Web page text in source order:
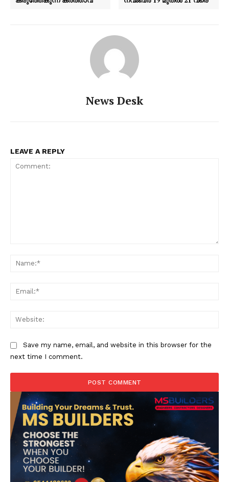
News Desk
LEAVE A REPLY
Save my name, email, and website in this browser for the
next time I comment.